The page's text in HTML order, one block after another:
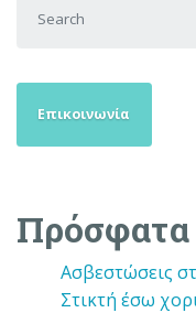
Επικοινωνία
Ασβεστώσεις
Στικτή έσω